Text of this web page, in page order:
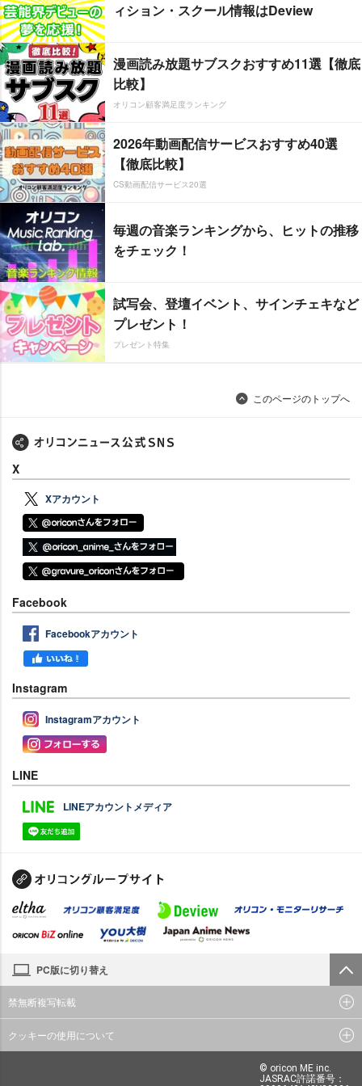
ィション・スクール情報はDeview
漫画読み放題サブスクおすすめ11選【徹底
比較】
オリコン顧客満足度ランキング
2026年動画配信サービスおすすめ40選
【徹底比較】
CS動画配信サービス20選
毎週の音楽ランキングから、ヒットの推移
をチェック！
試写会、登壇イベント、サインチェキなど
プレゼント！
プレゼント特集
このページのトップへ
X
Xアカウント
Facebook
Facebookアカウント
Instagram
Instagramアカウント
LINE
LINEアカウントメディア
PC版に切り替え
禁無断複写転載
クッキーの使用について
© oricon ME inc.
JASRAC許諾番号：